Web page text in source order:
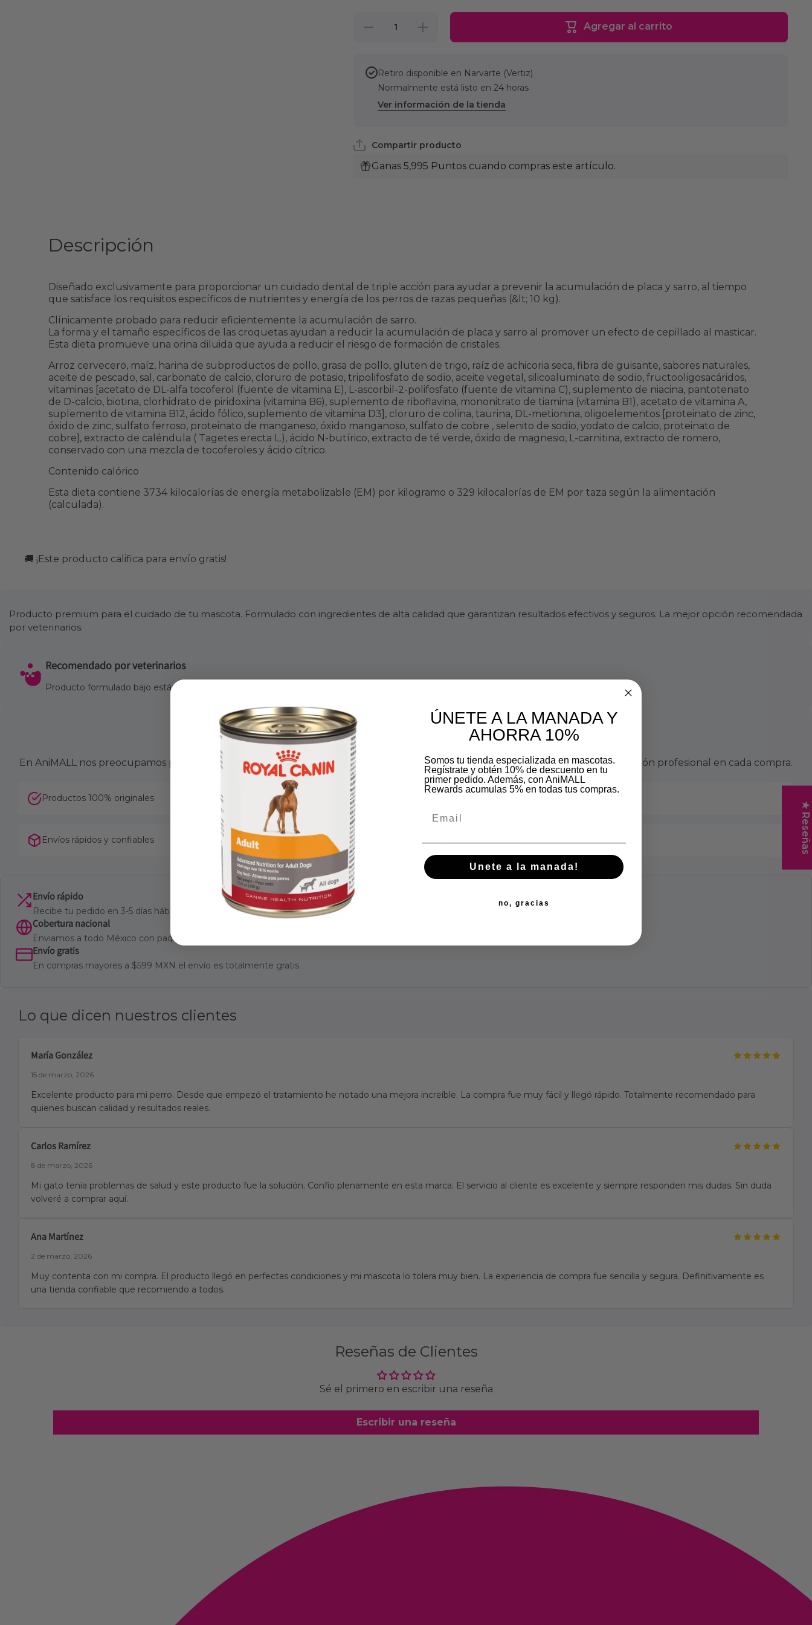
Reducir
Vet
Dental
Dry
Dog 4
Aumentar
cantidad
Dental
Dry
Small
Agregar al carrito
Retiro disponible en Narvarte (Vertiz)
Normalmente está listo en 24 horas
Ver información de la tienda
Compartir producto
Ganas 5,995 Puntos cuando compras este artículo.
Descripción
Diseñado exclusivamente para proporcionar un cuidado dental de triple acción para ayudar a prevenir la acumulación de placa y sarro, al tiempo
que satisface los requisitos específicos de nutrientes y energía de los perros de razas pequeñas (&lt; 10 kg).
Clínicamente probado para reducir eficientemente la acumulación de sarro.
La forma y el tamaño específicos de las croquetas ayudan a reducir la acumulación de placa y sarro al promover un efecto de cepillado al masticar.
Esta dieta promueve una orina diluida que ayuda a reducir el riesgo de formación de cristales.
Arroz cervecero, maíz, harina de subproductos de pollo, grasa de pollo, gluten de trigo, raíz de achicoria seca, fibra de guisante, sabores naturales,
aceite de pescado, sal, carbonato de calcio, cloruro de potasio, tripolifosfato de sodio, aceite vegetal, silicoaluminato de sodio, fructooligosacáridos,
vitaminas [acetato de DL-alfa tocoferol (fuente de vitamina E), L-ascorbil-2-polifosfato (fuente de vitamina C), suplemento de niacina, pantotenato
de D-calcio, biotina, clorhidrato de piridoxina (vitamina B6), suplemento de riboflavina, mononitrato de tiamina (vitamina B1), acetato de vitamina A,
suplemento de vitamina B12, ácido fólico, suplemento de vitamina D3], cloruro de colina, taurina, DL-metionina, oligoelementos [proteinato de zinc,
óxido de zinc, sulfato ferroso, proteinato de manganeso, óxido manganoso, sulfato de cobre , selenito de sodio, yodato de calcio, proteinato de
cobre], extracto de caléndula ( Tagetes erecta L.), ácido N-butírico, extracto de té verde, óxido de magnesio, L-carnitina, extracto de romero,
conservado con una mezcla de tocoferoles y ácido cítrico.
Contenido calórico
Esta dieta contiene 3734 kilocalorías de energía metabolizable (EM) por kilogramo o 329 kilocalorías de EM por taza según la alimentación
(calculada).
🚚 ¡Este producto califica para envío gratis!
Producto premium para el cuidado de tu mascota. Formulado con ingredientes de alta calidad que garantizan resultados efectivos y seguros. La mejor opción recomendada
por veterinarios.
Recomendado por veterinarios
Producto formulado bajo estándares profesionales para garantizar la salud y bienestar de tu mascota.
Compra con total confianza
En AniMALL nos preocupamos por el bienestar de tu mascota. Por eso garantizamos productos originales, envíos seguros y atención profesional en cada compra.
Productos 100% originales
Envíos rápidos y confiables
Envío rápido
Recibe tu pedido en 3-5 días hábiles en toda la República Mexicana
Cobertura nacional
Enviamos a todo México con paqueterías confiables y rastreo en tiempo real
Envío gratis
En compras mayores a $599 MXN el envío es totalmente gratis
Lo que dicen nuestros clientes
María González
15 de marzo, 2026
Excelente producto para mi perro. Desde que empezó el tratamiento he notado una mejora increíble. La compra fue muy fácil y llegó rápido. Totalmente recomendado para
quienes buscan calidad y resultados reales.
Carlos Ramírez
8 de marzo, 2026
Mi gato tenía problemas de salud y este producto fue la solución. Confío plenamente en esta marca. El servicio al cliente es excelente y siempre responden mis dudas. Sin duda
volveré a comprar aquí.
Ana Martínez
2 de marzo, 2026
Muy contenta con mi compra. El producto llegó en perfectas condiciones y mi mascota lo tolera muy bien. La experiencia de compra fue sencilla y segura. Definitivamente es
una tienda confiable que recomiendo a todos.
Reseñas de Clientes
Sé el primero en escribir una reseña
Escribir una reseña
★ Reseñas
ÚNETE A LA MANADA Y
AHORRA 10%
Somos tu tienda especializada en mascotas.
Regístrate y obtén 10% de descuento en tu
primer pedido. Además, con AniMALL
Rewards acumulas 5% en todas tus compras.
Unete a la manada!
no, gracias